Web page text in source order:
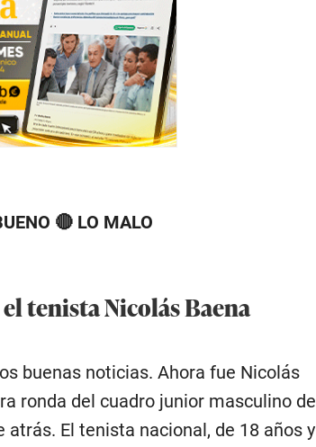
🔴 LO MALO
tenista Nicolás Baena
buenas noticias. Ahora fue Nicolás
ronda del cuadro junior masculino de
atrás. El tenista nacional, de 18 años y